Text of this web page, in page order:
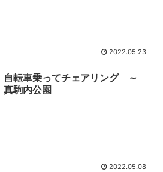
2022.05.23
自転車乗ってチェアリング ～
真駒内公園
2022.05.08